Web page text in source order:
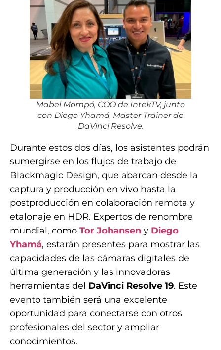
Mabel Mompó, COO de IntekTV, junto
con Diego Yhamá, Master Trainer de
DaVinci Resolve.
Durante estos dos días, los asistentes podrán
sumergirse en los flujos de trabajo de
Blackmagic Design, que abarcan desde la
captura y producción en vivo hasta la
postproducción en colaboración remota y
etalonaje en HDR. Expertos de renombre
mundial, como Tor Johansen y Diego
Yhamá, estarán presentes para mostrar las
capacidades de las cámaras digitales de
última generación y las innovadoras
herramientas del DaVinci Resolve 19. Este
evento también será una excelente
oportunidad para conectarse con otros
profesionales del sector y ampliar
conocimientos.